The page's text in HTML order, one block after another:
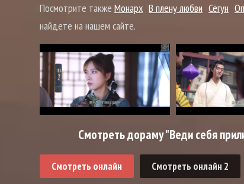
Посмотрите также Монарх В плену любви Сёгун
найдете на нашем сайте.
Смотреть дораму "Веди себя
Смотреть онлайн Смотреть онлайн 2